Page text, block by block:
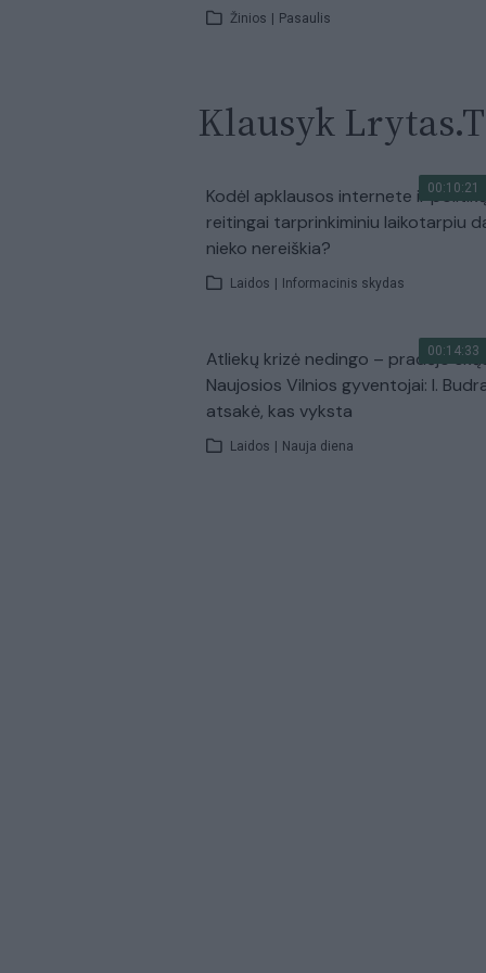
Žinios | Pasaulis
Klausyk
00:10:21
Kodėl apklausos internete ir
reitingai tarprinkiminiu laikotarpiu
nieko nereiškia?
Laidos | Informacinis skydas
00:14:33
Atliekų krizė nedingo – pradėjo
Naujosios Vilnios gyventojai: I.
atsakė, kas vyksta
Laidos | Nauja diena